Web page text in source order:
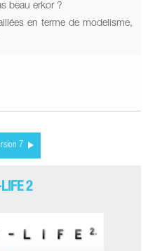
beau erkor ?
en terme de modelisme,
7
2